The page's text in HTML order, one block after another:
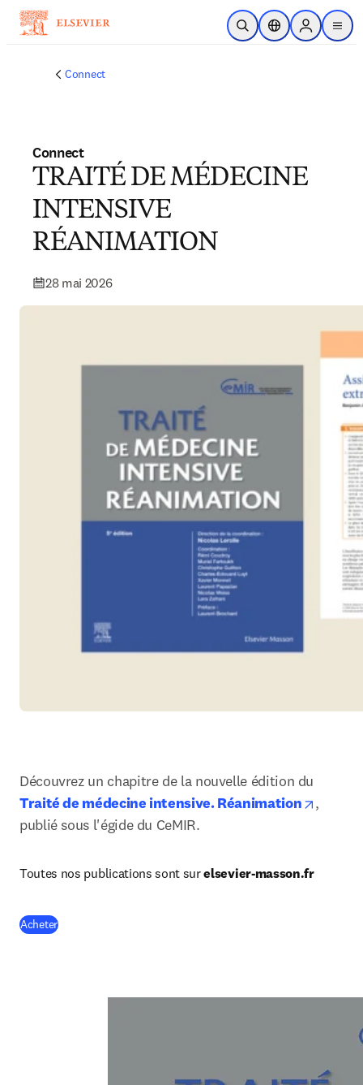
Passer au contenu principal
Ouvrir la recherche
Sélecteur de
Sign in to
menu
Connect
Connect
TRAITÉ DE MÉDECINE
INTENSIVE
RÉANIMATION
28 mai 2026
Traité de médecine intensive. Réanimation
opens
,
publié sous l'égide du CeMIR.
Toutes nos publications sont sur elsevier-masson.fr
Acheter(